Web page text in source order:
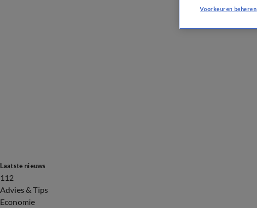
Laatste nieuws
112
Advies & Tips
Economie
Voorkeuren beheren